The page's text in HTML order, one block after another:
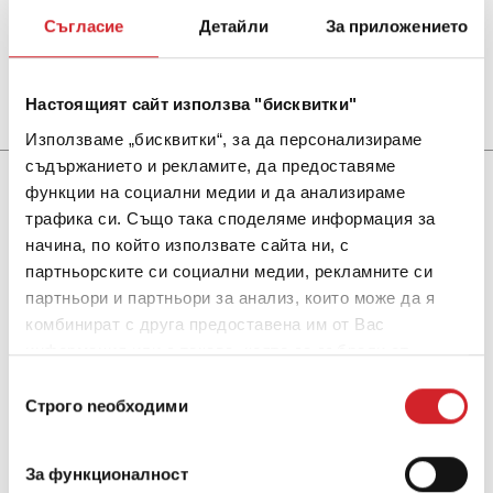
Съгласие Детайли За приложението
Настоящият сайт използва "бисквитки"
Използваме „бисквитки“, за да персонализираме
съдържанието и рекламите, да предоставяме
функции на социални медии и да анализираме
трафика си. Също така споделяме информация за
начина, по който използвате сайта ни, с
партньорските си социални медии, рекламните си
партньори и партньори за анализ, които може да я
комбинират с друга предоставена им от Вас
информация или с такава, която са събрали от
наСтрого nеобходими
За функционалност
Stain Blocker
Акрилна основа за стени